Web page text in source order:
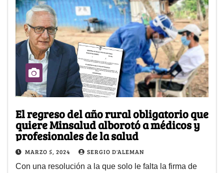
El regreso del año rural obligatorio que
quiere Minsalud alborotó a médicos y
profesionales de la salud
MARZO 5, 2024 SERGIO D'ALEMAN
Con una resolución a la que solo le falta la firma de